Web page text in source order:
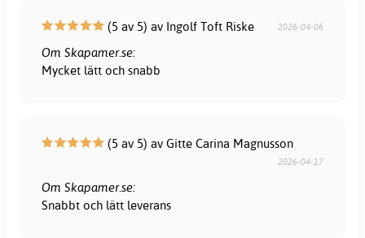
(5 av 5) av Ingolf Toft Riske 2026-04-06
Om Skapamer.se:
Mycket lätt och snabb
(5 av 5) av Gitte Carina Magnusson
2026-04-17
Om Skapamer.se:
Snabbt och lätt leverans